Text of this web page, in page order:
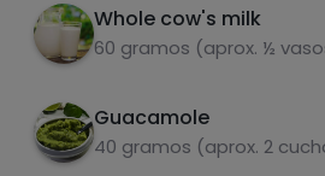
Whole cow's milk
60 gramos (aprox. ½
Guacamole
40 gramos (aprox. 2
carbohydrates